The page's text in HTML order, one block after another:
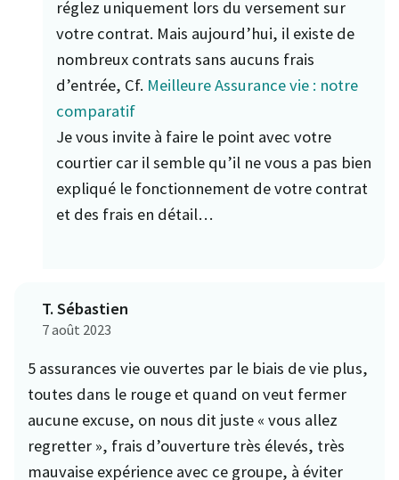
réglez uniquement lors du versement sur
votre contrat. Mais aujourd’hui, il existe de
nombreux contrats sans aucuns frais
d’entrée, Cf. Meilleure Assurance vie : notre
comparatif
Je vous invite à faire le point avec votre
courtier car il semble qu’il ne vous a pas bien
expliqué le fonctionnement de votre contrat
et des frais en détail…
T. Sébastien
7 août 2023
5 assurances vie ouvertes par le biais de vie plus,
toutes dans le rouge et quand on veut fermer
aucune excuse, on nous dit juste « vous allez
regretter », frais d’ouverture très élevés, très
mauvaise expérience avec ce groupe, à éviter